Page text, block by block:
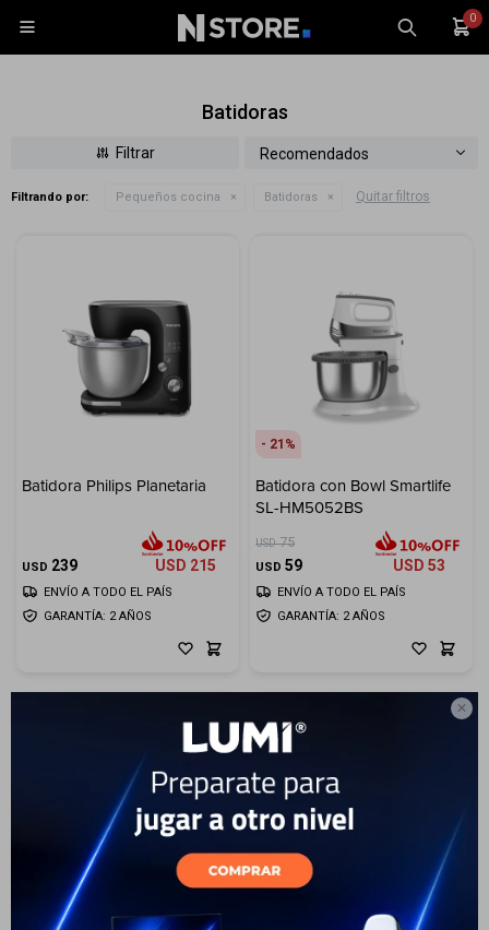

0

Batidoras
Recomendados
Filtrando por: Pequeños cocina Batidoras Quitar filtros
Batidora Philips Planetaria
USD 239 USD 215
GARANTÍA: 2 AÑOS
ENVÍO A TODO EL PAÍS
21
Batidora con Bowl Smartlife
SL-HM5052BS
USD 75
USD 59 USD 53
GARANTÍA: 2 AÑOS
ENVÍO A TODO EL PAÍS
TV y Audio
Marcas
Wearables
Monitores